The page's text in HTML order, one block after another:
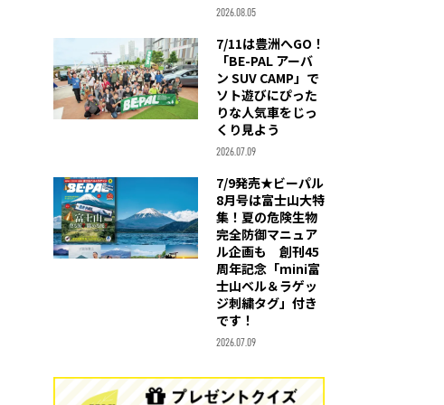
2026.08.05
7/11は豊洲へGO！
「BE-PAL アーバ
ン SUV CAMP」で
ソト遊びにぴった
りな人気車をじっ
くり見よう
2026.07.09
7/9発売★ビーパル
8月号は富士山大特
集！夏の危険生物
完全防御マニュア
ル企画も 創刊45
周年記念「mini富
士山ベル＆ラゲッ
ジ刺繍タグ」付き
です！
2026.07.09